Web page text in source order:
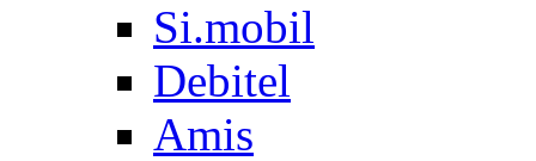
Si.mobil
Debitel
Amis